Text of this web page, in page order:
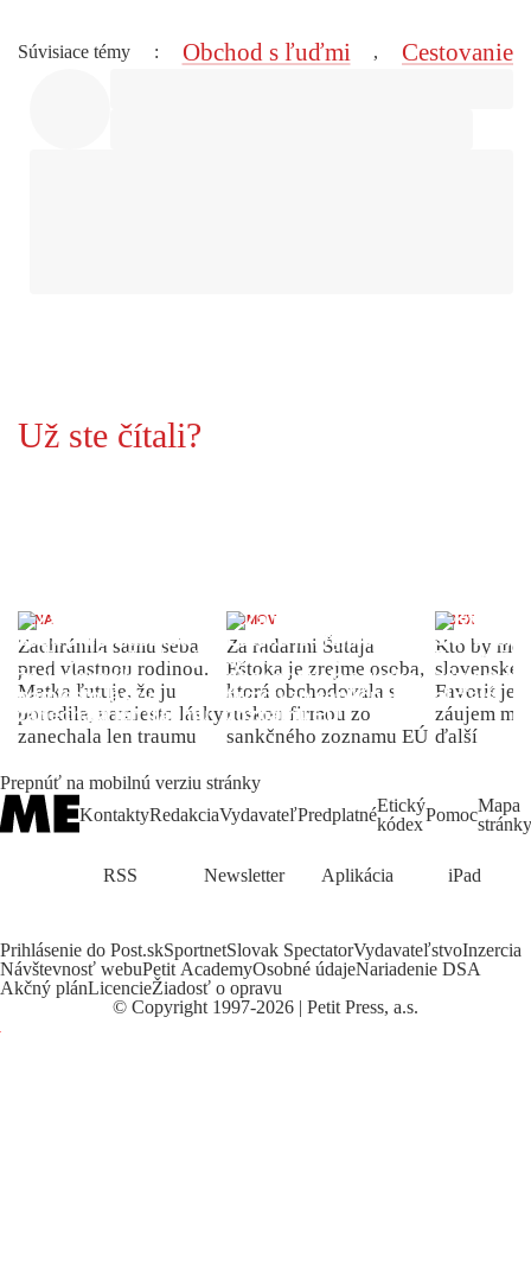
Súvisiace témy : Obchod s ľuďmi , Cestovanie
Už ste čítali?
ŽENA
Zachránila samu seba
pred vlastnou rodinou.
Matka ľutuje, že ju
porodila, namiesto lásky
zanechala len traumu
DOMOV
Za radarmi Šutaja
Eštoka je zrejme osoba,
ktorá obchodovala s
ruskou firmou zo
sankčného zoznamu EÚ
INDEX
Kto by
slovenské
Favorit je
záujem
ďalší
Prepnúť na mobilnú verziu stránky
KontaktyRedakciaVydavateľPredplatnéEtický
kódexPomocMapa
stránky
RSS Newsletter Aplikácia iPad
Prihlásenie do Post.skSportnetSlovak SpectatorVydavateľstvoInzercia
Návštevnosť webuPetit AcademyOsobné údajeNariadenie DSA
Akčný plánLicencieŽiadosť o opravu
© Copyright 1997-2026 | Petit Press, a.s.